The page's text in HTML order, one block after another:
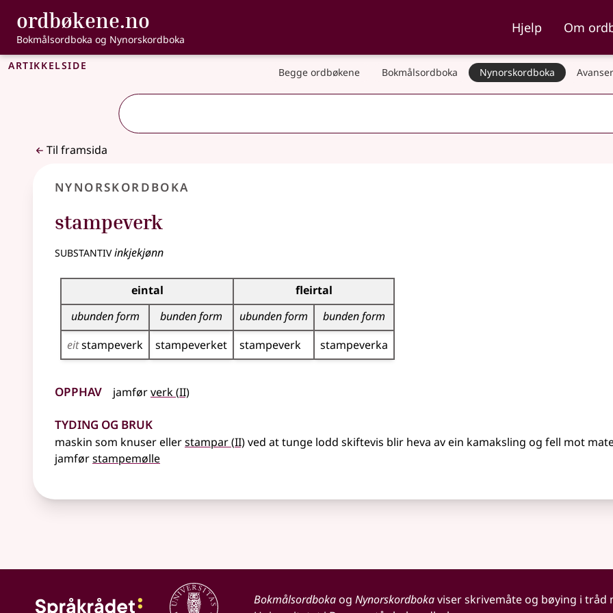
Gå til hovudinnhald
Tilgjenge
ordbøkene.no , Bokmålsordboka og Nynorskordboka
Bokmålsordboka og Nynorskordboka
Hjelp Om
Artikkelside Begge ordbøkene Bokmålsordboka Nynorskordboka
Til framsida
Nynorskordboka
stampeverk
substantivinkjekjønn
Bøyningstabell for dette substantivet
eintal
fleirtal
ubunden form
bunden form ubunden form
bunden form
eitstampeverk stampeverket stampeverk stampeverka
Opphav jamførverk(2
II)
Tyding og bruk
maskin som knuser ellerstampar(2
II)ved at tunge lodd skiftevis blir heva av ein kamaksling og fell mot
jamførstampemølle
Bokmålsordbokaog Nynorskordbokaviser skrivemåte og bøying i tråd